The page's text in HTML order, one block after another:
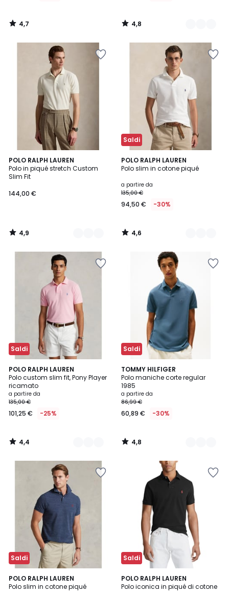
4,7
/
4,8
/
POLO RALPH LAUREN
Polo in piqué stretch Custom
Slim Fit
144,00 €
4,9
/ 5
4
Colori
4,9
/
Saldi
POLO RALPH LAUREN
Polo slim in cotone piqué
a partire da
135,00 €
94,50 € -30%
4,6
/ 5
2
Colori
4,6
/
Saldi
POLO RALPH LAUREN
Polo custom slim fit, Pony Player
ricamato
a partire da
135,00 €
101,25 € -25%
4,4
/ 5
2
Colori
4,4
/
Saldi
TOMMY HILFIGER
Polo maniche corte regular
1985
a partire da
86,99 €
60,89 € -30%
4,8
/ 5
5
Colori
4,8
/
Saldi
POLO RALPH LAUREN
Polo slim in cotone piqué
3,9
/ 5
Saldi
POLO RALPH LAUREN
Polo iconica in piqué di cotone
4,5
/ 5
4
Colori